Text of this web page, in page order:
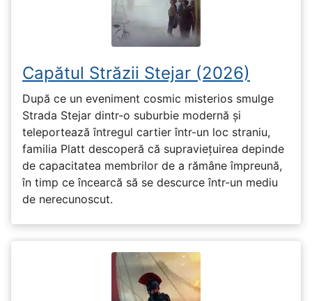
Capătul Străzii Stejar (2026)
După ce un eveniment cosmic misterios smulge
Strada Stejar dintr-o suburbie modernă și
teleportează întregul cartier într-un loc straniu,
familia Platt descoperă că supraviețuirea depinde
de capacitatea membrilor de a rămâne împreună,
în timp ce încearcă să se descurce într-un mediu
de nerecunoscut.